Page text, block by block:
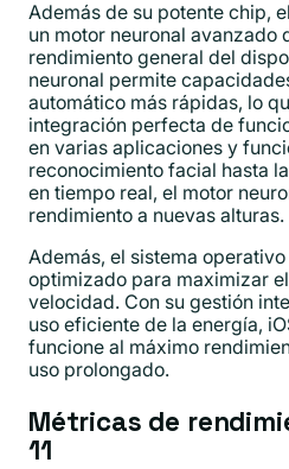
Además de su potente chip,
un motor neuronal avanzado
rendimiento general del
neuronal permite
automático más rápidas, lo
integración perfecta de
en varias aplicaciones y
reconocimiento facial hasta
en tiempo real, el motor
rendimiento a nuevas alturas.
Además, el sistema operativo
optimizado para maximizar
velocidad. Con su gestión
uso eficiente de la energía,
funcione al máximo
uso prolongado.
Métricas de
11